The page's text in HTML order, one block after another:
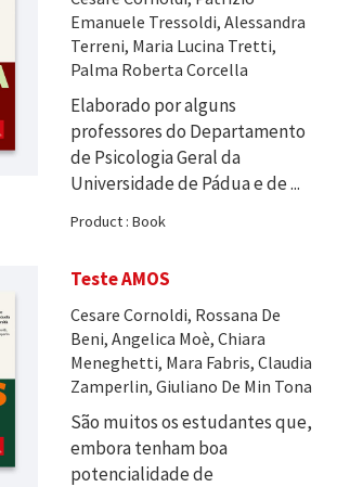
Emanuele Tressoldi, Alessandra
Terreni, Maria Lucina Tretti,
Palma Roberta Corcella
Elaborado por alguns
professores do Departamento
de Psicologia Geral da
Universidade de Pádua e de ...
Product : Book
Teste AMOS
Cesare Cornoldi, Rossana De
Beni, Angelica Moè, Chiara
Meneghetti, Mara Fabris, Claudia
Zamperlin, Giuliano De Min Tona
São muitos os estudantes que,
embora tenham boa
potencialidade de